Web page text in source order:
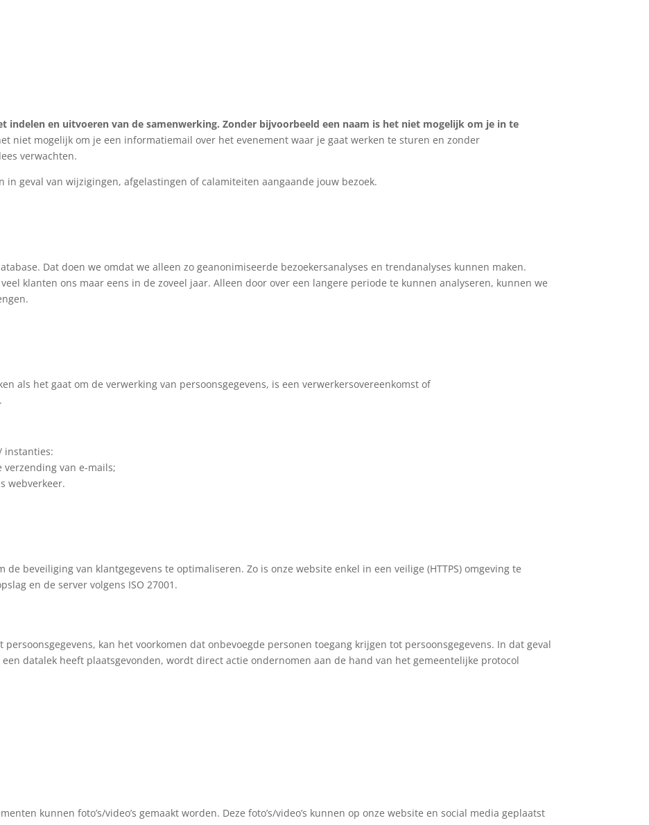
indelen en uitvoeren van de samenwerking.Zonder bijvoorbeeld een naam is het niet mogelijk om je in te
niet mogelijk om je een informatiemail over het evenement waar je gaat werken te sturen en zonder
verwachten.
geval van wijzigingen, afgelastingen of calamiteiten aangaande jouw bezoek.
Dat doen we omdat we alleen zo geanonimiseerde bezoekersanalyses en trendanalyses kunnen maken.
klanten ons maar eens in de zoveel jaar. Alleen door over een langere periode te kunnen analyseren, kunnen we
als het gaat om de verwerking van persoonsgegevens, is een verwerkersovereenkomst of
instanties:
van e-mails;
webverkeer.
beveiliging van klantgegevens te optimaliseren. Zo is onze website enkel in een veilige (HTTPS) omgeving te
en de server volgens ISO 27001.
kan het voorkomen dat onbevoegde personen toegang krijgen tot persoonsgegevens. In dat geval
datalek heeft plaatsgevonden, wordt direct actie ondernomen aan de hand van het gemeentelijke protocol
kunnen foto’s/video’s gemaakt worden. Deze foto’s/video’s kunnen op onze website en social media geplaatst